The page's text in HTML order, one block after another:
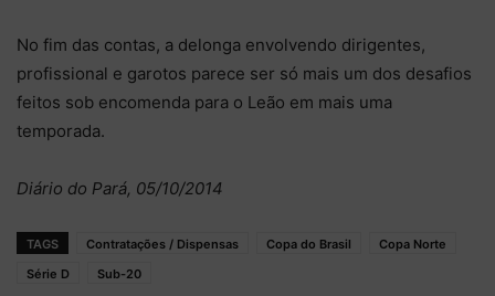
No fim das contas, a delonga envolvendo dirigentes,
profissional e garotos parece ser só mais um dos desafios
feitos sob encomenda para o Leão em mais uma
temporada.
Diário do Pará, 05/10/2014
TAGS Contratações / Dispensas Copa do Brasil
Copa Norte
Série D
Sub-20